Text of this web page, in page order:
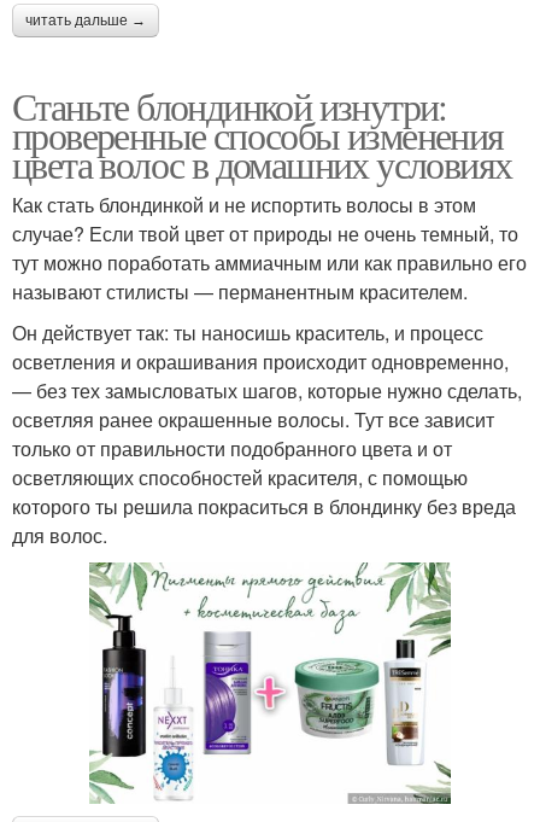
читать дальше →
Станьте блондинкой изнутри:
проверенные способы изменения
цвета волос в домашних условиях
Как стать блондинкой и не испортить волосы в этом
случае? Если твой цвет от природы не очень темный, то
тут можно поработать аммиачным или как правильно его
называют стилисты — перманентным красителем.
Он действует так: ты наносишь краситель, и процесс
осветления и окрашивания происходит одновременно,
— без тех замысловатых шагов, которые нужно сделать,
осветляя ранее окрашенные волосы. Тут все зависит
только от правильности подобранного цвета и от
осветляющих способностей красителя, с помощью
которого ты решила покраситься в блондинку без вреда
для волос.